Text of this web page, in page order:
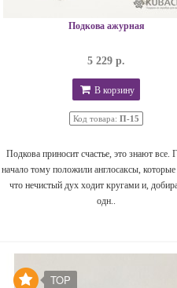
Подкова ажурная
5 229 р.
В корзину
Код товара:П-15
Подкова приносит счастье, это знают все.
начало тому положили англосаксы, которые
что нечистый дух ходит кругами и,
одн..
TOP